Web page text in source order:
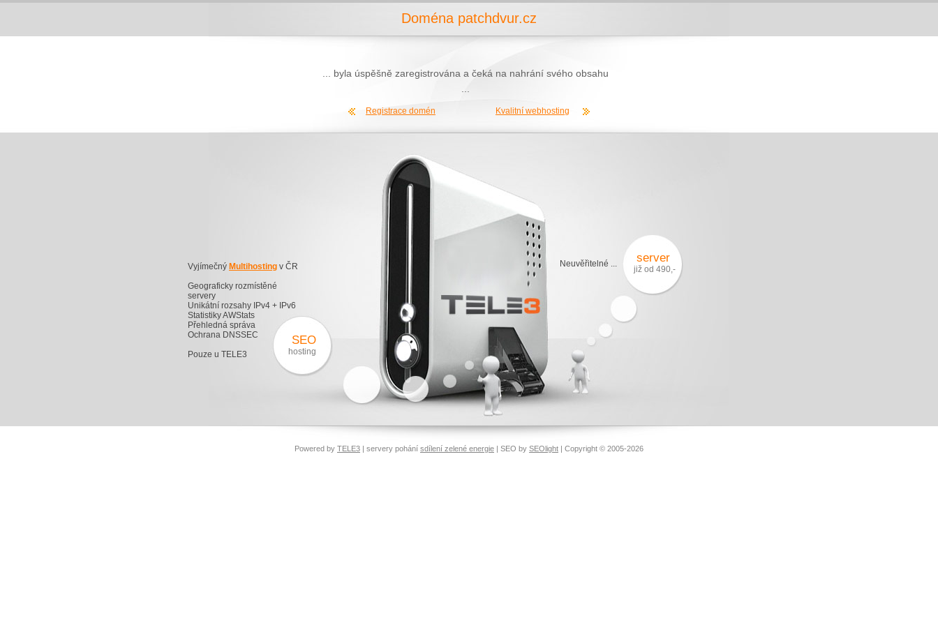
Doména patchdvur.cz
... byla úspěšně zaregistrována a čeká na nahrání svého obsahu
Registrace domén Kvalitní webhosting
Vyjímečný Multihosting v ČR
Geograficky rozmístěné
servery
Unikátní rozsahy IPv4 + IPv6
Statistiky AWStats
Přehledná správa
Ochrana DNSSEC
Pouze u TELE3
SEO
hosting
Neuvěřitelné ... server
již od 490,-
Powered by TELE3 | servery pohání sdílení zelené energie | SEO by SEOlight | Copyright © 2005-2026